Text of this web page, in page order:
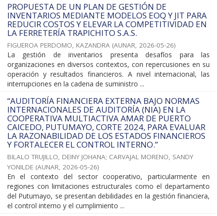
PROPUESTA DE UN PLAN DE GESTIÓN DE
INVENTARIOS MEDIANTE MODELOS EOQ Y JIT PARA
REDUCIR COSTOS Y ELEVAR LA COMPETITIVIDAD EN
LA FERRETERÍA TRAPICHITO S.A.S.
FIGUEROA PERDOMO, KAZANDRA (AUNAR, 2026-05-26)
La gestión de inventarios presenta desafíos para las
organizaciones en diversos contextos, con repercusiones en su
operación y resultados financieros. A nivel internacional, las
interrupciones en la cadena de suministro ...
“AUDITORÍA FINANCIERA EXTERNA BAJO NORMAS
INTERNACIONALES DE AUDITORÍA (NIA) EN LA
COOPERATIVA MULTIACTIVA AMAR DE PUERTO
CAICEDO, PUTUMAYO, CORTE 2024, PARA EVALUAR
LA RAZONABILIDAD DE LOS ESTADOS FINANCIEROS
Y FORTALECER EL CONTROL INTERNO.”
BILALO TRUJILLO, DEINY JOHANA; CARVAJAL MORENO, SANDY
YONILDE (AUNAR, 2026-05-26)
En el contexto del sector cooperativo, particularmente en
regiones con limitaciones estructurales como el departamento
del Putumayo, se presentan debilidades en la gestión financiera,
el control interno y el cumplimiento ...